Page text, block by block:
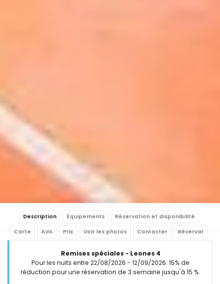
Description Équipements Réservation et disponibilité
Carte Avis Prix Voir les photos Contacter Réservar
Remises spéciales - Leones 4
Pour les nuits entre 22/08/2026 - 12/09/2026: 15% de
réduction pour une réservation de 3 semaine jusqu'à 15 %.